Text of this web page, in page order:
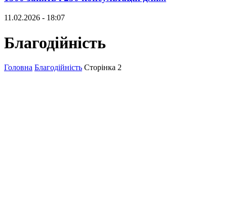
11.02.2026 - 18:07
Благодійність
Головна Благодійність Сторінка 2